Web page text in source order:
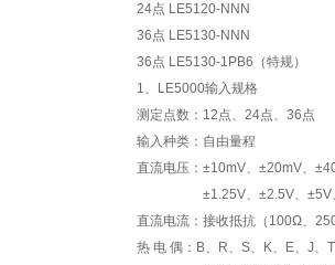
24点 LE5120-NNN
36点 LE5130-NNN
36点 LE5130-1PB6（特规）
1、LE5000输入规格
测定点数：12点、24点、36点
输入种类：自由量程
直流电压：±10mV、±20mV、
±1.25V、±2.5V、±5V
直流电流：接收抵抗（100Ω、
热 电 偶：B、R、S、K、E、J